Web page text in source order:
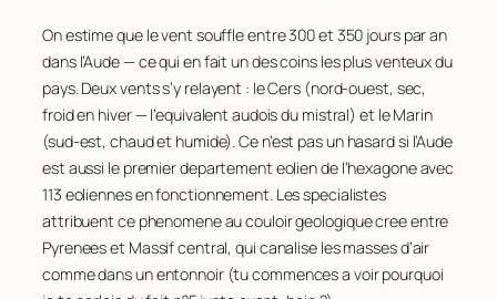
On estime que le vent souffle entre 300 et 350 jours par an
dans l’Aude — ce qui en fait un des coins les plus venteux du
pays. Deux vents s’y relayent : le Cers (nord-ouest, sec,
froid en hiver — l’equivalent audois du mistral) et le Marin
(sud-est, chaud et humide). Ce n’est pas un hasard si l’Aude
est aussi le premier departement eolien de l’hexagone avec
113 eoliennes en fonctionnement. Les specialistes
attribuent ce phenomene au couloir geologique cree entre
Pyrenees et Massif central, qui canalise les masses d’air
comme dans un entonnoir (tu commences a voir pourquoi